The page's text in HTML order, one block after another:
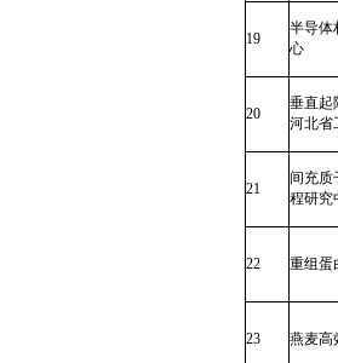
19
半导体
心
20
垂直起
河北省
21
间充质
程研究
22 重组蛋
23 燕麦高